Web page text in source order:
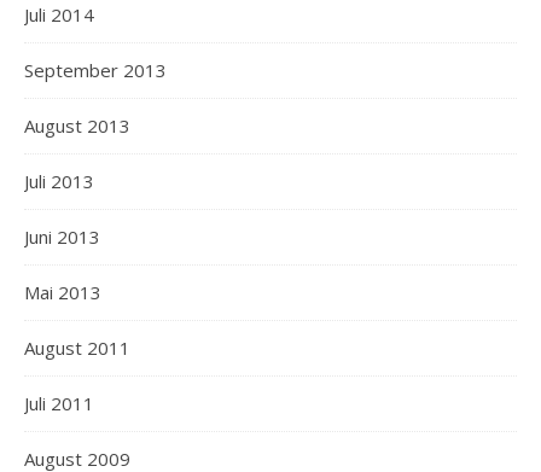
Juli 2014
September 2013
August 2013
Juli 2013
Juni 2013
Mai 2013
August 2011
Juli 2011
August 2009